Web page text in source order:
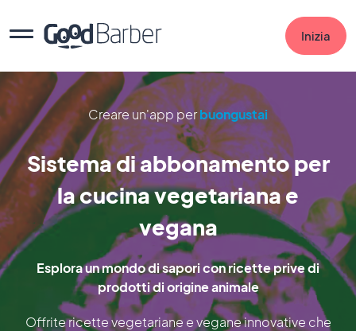
Inizia
Creare un'app perbuongustai
Sistema di abbonamento per
la cucina vegetariana e
vegana
Esplora un mondo di sapori con ricette prive di
prodotti di origine animale
Offrite ricette vegetariane e vegane innovative che